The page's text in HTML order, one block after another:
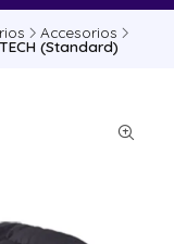
Accesorios
(Standard)